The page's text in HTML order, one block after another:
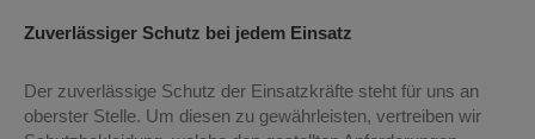
Zuverlässiger Schutz bei jedem Einsatz
Der zuverlässige Schutz der Einsatzkräfte steht für uns an
oberster Stelle. Um diesen zu gewährleisten, vertreiben wir